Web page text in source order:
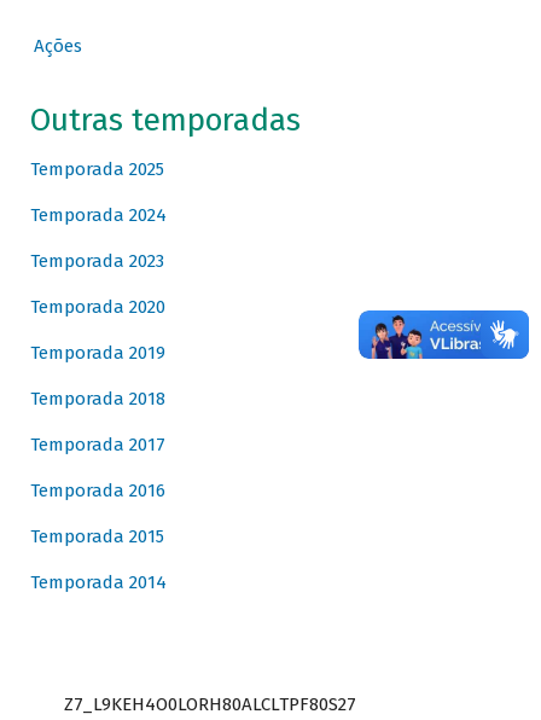
Ações
Outras temporadas
Temporada 2025
Temporada 2024
Temporada 2023
Temporada 2020
Temporada 2019
Temporada 2018
Temporada 2017
Temporada 2016
Temporada 2015
Temporada 2014
Z7_L9KEH4O0LORH80ALCLTPF80S27